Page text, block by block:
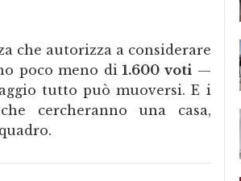
che autorizza a considerare
poco meno di1.600 voti —
tutto può muoversi. E i
cercheranno una casa,